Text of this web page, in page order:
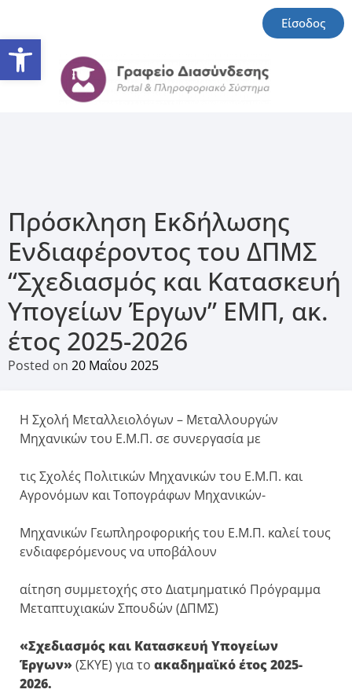
Ανοίξτε τη γραμμή
Είσοδος
Πρόσκληση Εκδήλωσης
Ενδιαφέροντος του ΔΠΜΣ
“Σχεδιασμός και Κατασκευή
Υπογείων Έργων” ΕΜΠ, ακ.
έτος 2025-2026
Posted on 20 Μαΐου 2025
Η Σχολή Μεταλλειολόγων – Μεταλλουργών
Μηχανικών του Ε.Μ.Π. σε συνεργασία με
τις Σχολές Πολιτικών Μηχανικών του Ε.Μ.Π. και
Αγρονόμων και Τοπογράφων Μηχανικών-
Μηχανικών Γεωπληροφορικής του Ε.Μ.Π. καλεί τους
ενδιαφερόμενους να υποβάλουν
αίτηση συμμετοχής στο Διατμηματικό Πρόγραμμα
Μεταπτυχιακών Σπουδών (ΔΠΜΣ)
«Σχεδιασμός και Κατασκευή Υπογείων
Έργων» (ΣΚΥΕ) για το ακαδημαϊκό έτος 2025-
2026.